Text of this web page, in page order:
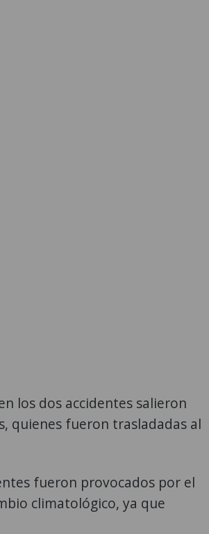
los dos accidentes salieron
quienes fueron trasladadas al
fueron provocados por el
climatológico, ya que